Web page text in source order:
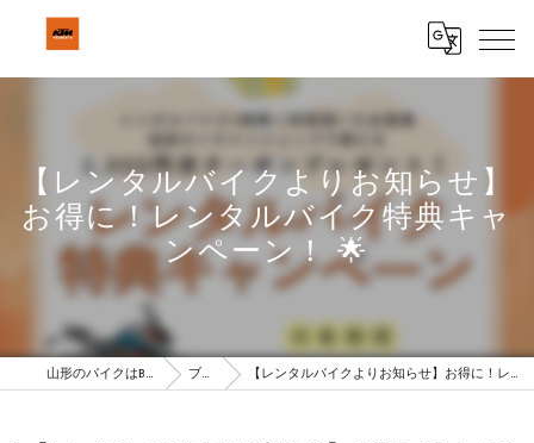
【レンタルバイクよりお知らせ】
お得に！レンタルバイク特典キャ
ンペーン！ 🌟
山形のバイクはBeSTAR株式会社 ブログ 【レンタルバイクよりお知らせ】お得に！レンタルバイク特典キャンペーン！ 🌟